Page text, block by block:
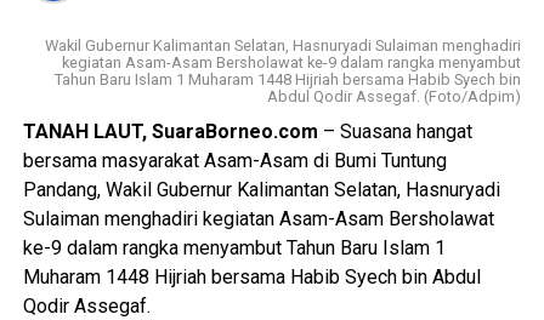
cepat”, tegas Hadi. Hal ini merupakan harapan kita bersama
dan tuntutan masyarakat agar pelayanan kelistrikan di
Kalsel benar-benar kembali stabil dan tidak ada lagi mati
listrik. [ad/sb]
Views: 25
Bagikan ke
WhatsApp 0 Facebook 0
hubungan industrial Pancasila yang harmonis. Peran
APINDO sangat strategis, yaitu menciptakan lapangan
lapangan pekerjaan terbuka lebar, yang berarti pengusaha
leluasa menjalankan usahanya, maka pertumbuhan ekonomi
dengan sendirinya akan bergeliat. Peran strategis ini yang
menyebabkan APINDO duduk sejajar dengan pemerintah,
bersama-sama membangun negeri, agar mampu bersaing
hingga di kancah global.
Wakil Gubernur Kalimantan Selatan, Hasnuryadi Sulaiman menghadiri
kegiatan Asam-Asam Bersholawat ke-9 dalam rangka menyambut
Tahun Baru Islam 1 Muharam 1448 Hijriah bersama Habib Syech bin
Abdul Qodir Assegaf. (Foto/Adpim)
TANAH LAUT, SuaraBorneo.com – Suasana hangat
bersama masyarakat Asam-Asam di Bumi Tuntung
Pandang, Wakil Gubernur Kalimantan Selatan, Hasnuryadi
Sulaiman menghadiri kegiatan Asam-Asam Bersholawat
ke-9 dalam rangka menyambut Tahun Baru Islam 1
Muharam 1448 Hijriah bersama Habib Syech bin Abdul
Qodir Assegaf.